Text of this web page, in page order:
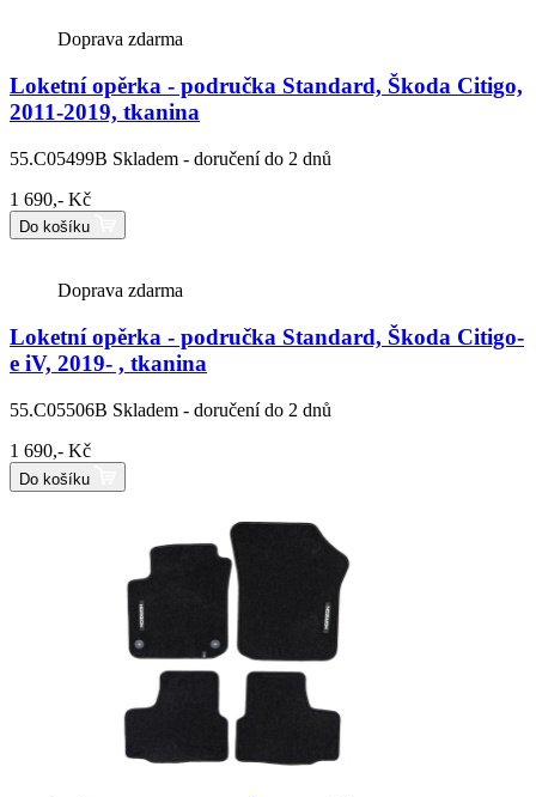
Doprava zdarma
Loketní opěrka - područka Standard, Škoda Citigo,
2011-2019, tkanina
55.C05499B Skladem - doručení do 2 dnů
1 690,- Kč
Do košíku
Doprava zdarma
Loketní opěrka - područka Standard, Škoda Citigo-
e iV, 2019- , tkanina
55.C05506B Skladem - doručení do 2 dnů
1 690,- Kč
Do košíku